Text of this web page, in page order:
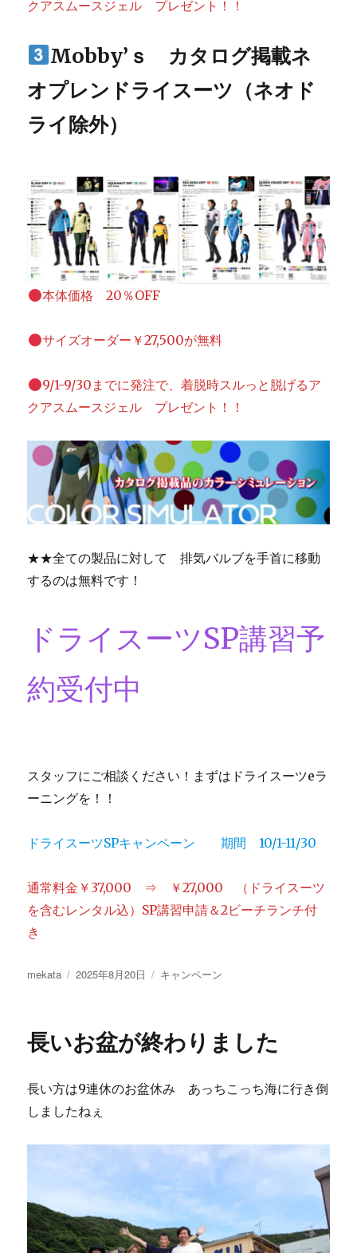
クアスムースジェル プレゼント！！
Mobby’ｓ カタログ掲載ネ
オプレンドライスーツ（ネオド
ライ除外）
本体価格 20％OFF
サイズオーダー￥27,500が無料
9/1-9/30までに発注で、着脱時スルっと脱げるア
クアスムースジェル プレゼント！！
★★全ての製品に対して 排気バルブを手首に移動
するのは無料です！
ドライスーツSP講習予
約受付中
スタッフにご相談ください！まずはドライスーツeラ
ーニングを！！
ドライスーツSPキャンペーン 期間 10/1-11/30
通常料金￥37,000 ⇒ ￥27,000 （ドライスーツ
を含むレンタル込）SP講習申請＆2ビーチランチ付
き
投
mekata
投
2025年8月20日
カ
ー
キャンペーン
長いお盆が終わりました
長い方は9連休のお盆休み あっちこっち海に行き倒
しましたねぇ